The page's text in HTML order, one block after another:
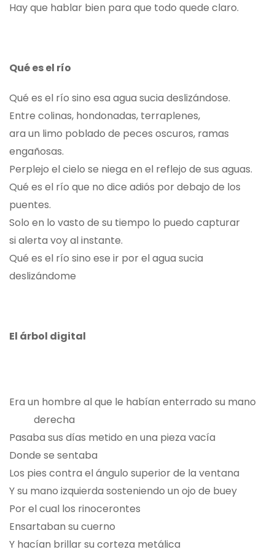
Hay que hablar bien para que todo quede claro.
Qué es el río
Qué es el río sino esa agua sucia deslizándose.
Entre colinas, hondonadas, terraplenes,
ara un limo poblado de peces oscuros, ramas
engañosas.
Perplejo el cielo se niega en el reflejo de sus aguas.
Qué es el río que no dice adiós por debajo de los
puentes.
Solo en lo vasto de su tiempo lo puedo capturar
si alerta voy al instante.
Qué es el río sino ese ir por el agua sucia
deslizándome
El árbol digital
Era un hombre al que le habían enterrado su mano
derecha
Pasaba sus días metido en una pieza vacía
Donde se sentaba
Los pies contra el ángulo superior de la ventana
Y su mano izquierda sosteniendo un ojo de buey
Por el cual los rinocerontes
Ensartaban su cuerno
Y hacían brillar su corteza metálica